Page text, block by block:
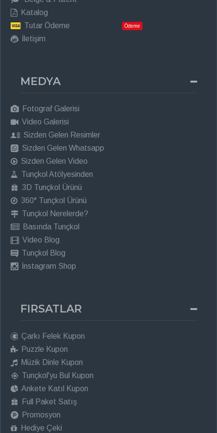
Katalog
Tutar Ödeme
Ödeme
İletişim
MEDYA
Fotograf Galerisi
Video Galerisi
Sizden Gelen Resimler
Sizden Gelen Whatsapp
Sizden Gelen Video
Tunçkol Atölyesinden
3D Tunçkol Ürünü
360° Tunçkol Ürünü
Tunçkol Nerelerde?
Basında Tunçkol
Video Blog
Tunçkol Blog
İnstagram Shop
FIRSATLAR
Çarkı Felek Kupon
Puzzle Kupon
Müzik Dinle Kupon
Tunçkol'yu Bul Kupon
Ankete Katıl Kupon
Full Paket Satış
Promosyon
Hediye Çeki